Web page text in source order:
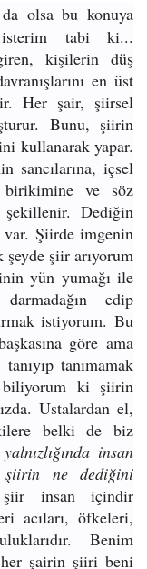
olsa bu konuya
tabi ki...
kişilerin düş
en üst
Her şair, şiirsel
Bunu, şiirin
kullanarak yapar.
sancılarına, içsel
birikimine ve söz
şekillenir. Dediğin
Şiirde imgenin
şiir arıyorum
yün yumağı ile
edip
istiyorum. Bu
göre ama
tanımamak
ki şiirin
Ustalardan el,
belki de biz
insan
şiirin ne dediğini
insan içindir
acıları, öfkeleri,
Benim
şairin şiiri beni